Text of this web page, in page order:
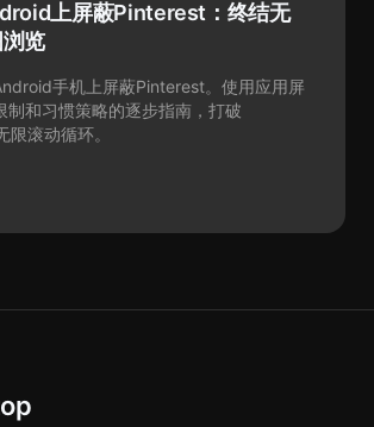
上屏蔽Pinterest：终结无
览
手机上屏蔽Pinterest。使用应用屏
制和习惯策略的逐步指南，打破
滚动循环。